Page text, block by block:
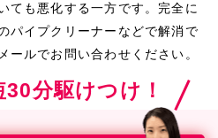
ても悪化する一方です。完全に
パイプクリーナーなどで解消で
ールでお問い合わせください。
分駆けつけ！